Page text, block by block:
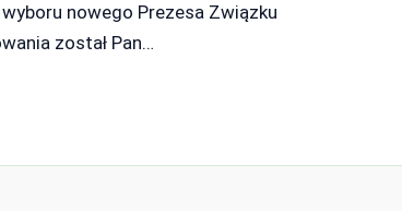
nowego Prezesa Związku
został Pan…